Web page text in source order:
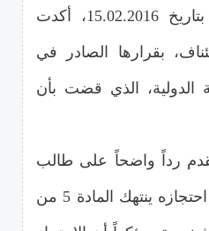
ضد Staatssecretaris van Veiligheid en Justitie بتاريخ 15.02.2016، أكدت
بقرارها الصادر في
الدولية، الذي قضت بأن
يقدم رداً واضحاً على طالب
اللجوء الذي استأنف في الدرجة الأولى، مدعياً ​​أن احتجازه ينتهك المادة 5 من